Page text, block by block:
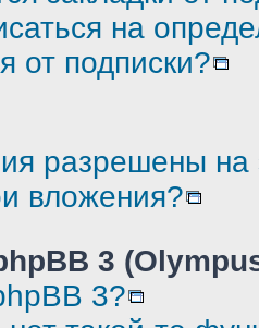
на
от подписки?
разрешены
вложения?
3
3?